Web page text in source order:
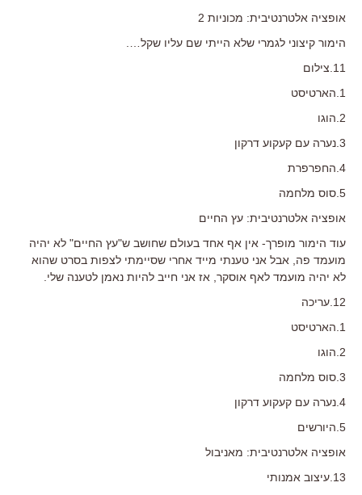
אופציה אלטרנטיבית: מכוניות 2
הימור קיצוני לגמרי שלא הייתי שם עליו שקל….
11.צילום
1.הארטיסט
2.הוגו
3.נערה עם קעקוע דרקון
4.החפרפרת
5.סוס מלחמה
אופציה אלטרנטיבית: עץ החיים
עוד הימור מופרך- אין אף אחד בעולם שחושב ש"עץ החיים" לא יהיה
מועמד פה, אבל אני טענתי מייד אחרי שסיימתי לצפות בסרט שהוא
לא יהיה מועמד לאף אוסקר, אז אני חייב להיות נאמן לטענה שלי.
12.עריכה
1.הארטיסט
2.הוגו
3.סוס מלחמה
4.נערה עם קעקוע דרקון
5.היורשים
אופציה אלטרנטיבית: מאניבול
13.עיצוב אמנותי